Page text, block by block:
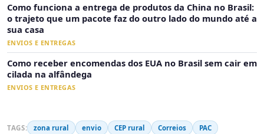
Como funciona a entrega de produtos da China no Brasil:
o trajeto que um pacote faz do outro lado do mundo até a
sua casa
ENVIOS E ENTREGAS
Como receber encomendas dos EUA no Brasil sem cair em
cilada na alfândega
ENVIOS E ENTREGAS
TAGS: zona rural envio CEP rural Correios PAC